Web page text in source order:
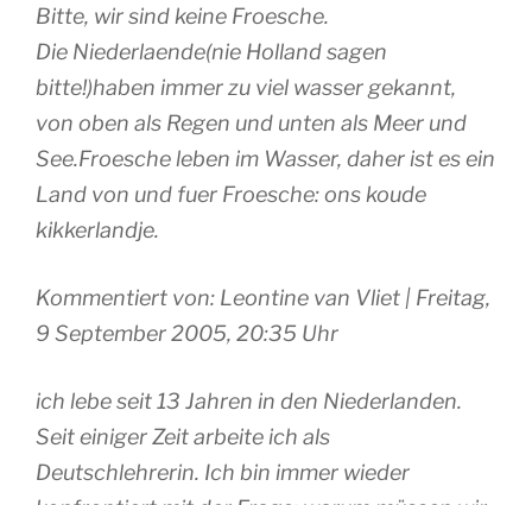
Bitte, wir sind keine Froesche.
Die Niederlaende(nie Holland sagen
bitte!)haben immer zu viel wasser gekannt,
von oben als Regen und unten als Meer und
See.Froesche leben im Wasser, daher ist es ein
Land von und fuer Froesche: ons koude
kikkerlandje.
Kommentiert von: Leontine van Vliet | Freitag,
9 September 2005, 20:35 Uhr
ich lebe seit 13 Jahren in den Niederlanden.
Seit einiger Zeit arbeite ich als
Deutschlehrerin. Ich bin immer wieder